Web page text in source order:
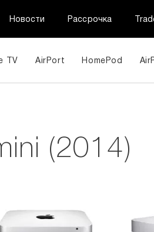
Новости Рассрочка
TV AirPort HomePod
(2014)